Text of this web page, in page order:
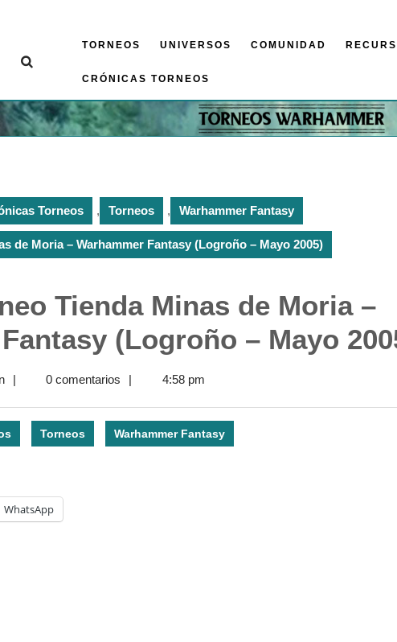
TORNEOS UNIVERSOS COMUNIDAD
CRÓNICAS TORNEOS
Torneos , Torneos , Warhammer Fantasy
de Moria – Warhammer Fantasy (Logroño – Mayo 2005)
Tienda Minas de Moria –
(Logroño – Mayo
admin
| 0 comentarios | 4:58 pm
Torneos Warhammer Fantasy
WhatsApp